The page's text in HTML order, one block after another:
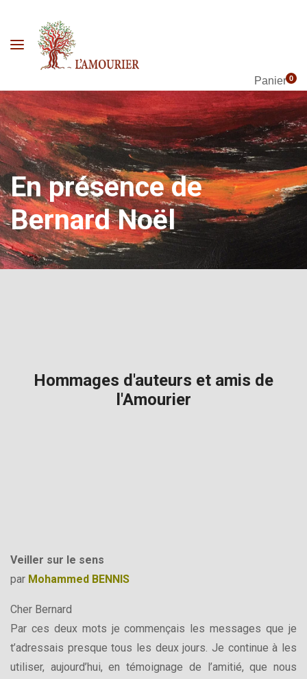
Panier0
En présence de
Bernard Noël
Hommages d'auteurs et amis de
l'Amourier
Veiller sur le sens
par Mohammed BENNIS
Cher Bernard
Par ces deux mots je commençais les messages que je
t’adressais presque tous les deux jours. Je continue à les
utiliser, aujourd’hui, en témoignage de l’amitié, que nous